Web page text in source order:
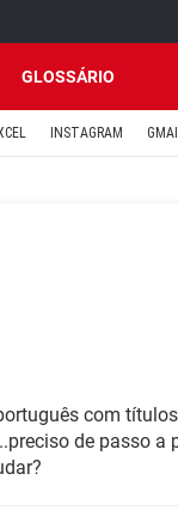
GLOSSÁRIO
INSTAGRAM
com
de passo a